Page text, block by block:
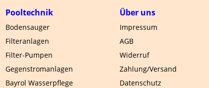
Pooltechnik
Bodensauger
Filteranlagen
Filter-Pumpen
Gegenstromanlagen
Bayrol Wasserpflege
Über uns
Impressum
AGB
Widerruf
Zahlung/Versand
Datenschutz